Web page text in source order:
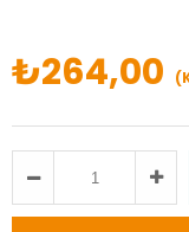
₺264,00